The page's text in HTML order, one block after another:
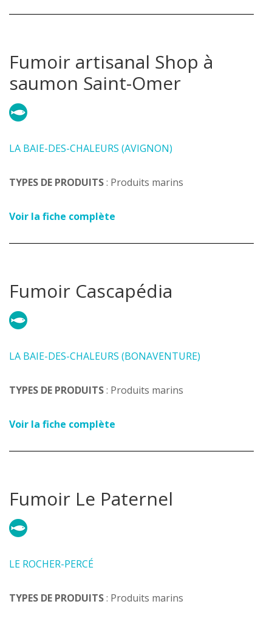
Fumoir artisanal Shop à
saumon Saint-Omer
LA BAIE-DES-CHALEURS (AVIGNON)
TYPES DE PRODUITS: Produits marins
Voir la fiche complète
Fumoir Cascapédia
LA BAIE-DES-CHALEURS (BONAVENTURE)
TYPES DE PRODUITS: Produits marins
Voir la fiche complète
Fumoir Le Paternel
LE ROCHER-PERCÉ
TYPES DE PRODUITS: Produits marins